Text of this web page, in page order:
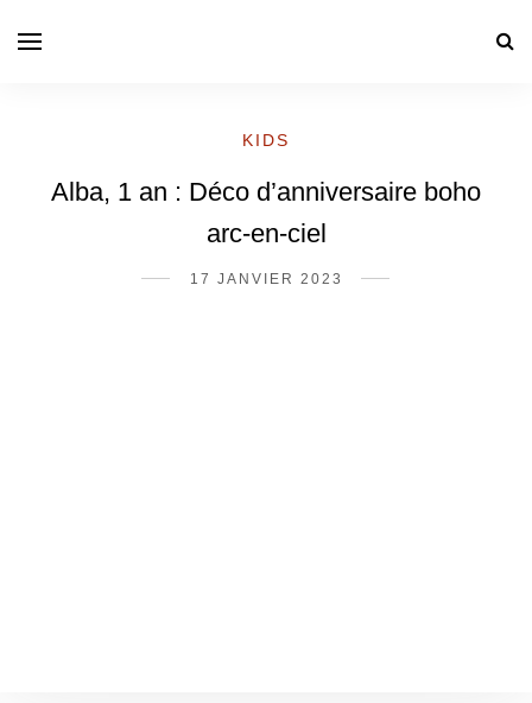
KIDS
Alba, 1 an : Déco d’anniversaire boho
arc-en-ciel
17 JANVIER 2023